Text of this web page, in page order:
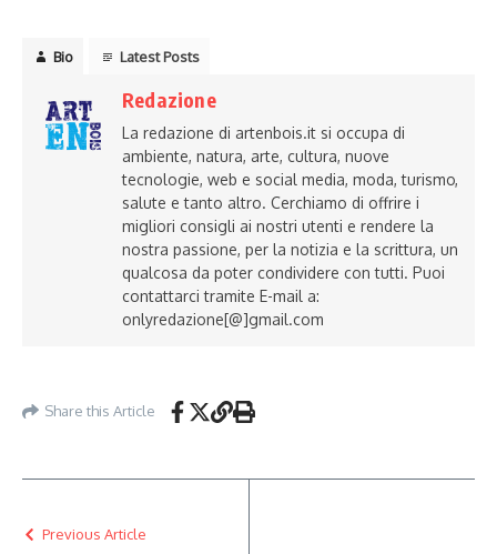
Bio Latest Posts
Redazione
La redazione di artenbois.it si occupa di
ambiente, natura, arte, cultura, nuove
tecnologie, web e social media, moda, turismo,
salute e tanto altro. Cerchiamo di offrire i
migliori consigli ai nostri utenti e rendere la
nostra passione, per la notizia e la scrittura, un
qualcosa da poter condividere con tutti. Puoi
contattarci tramite E-mail a:
onlyredazione[@]gmail.com
Share this Article
Previous Article